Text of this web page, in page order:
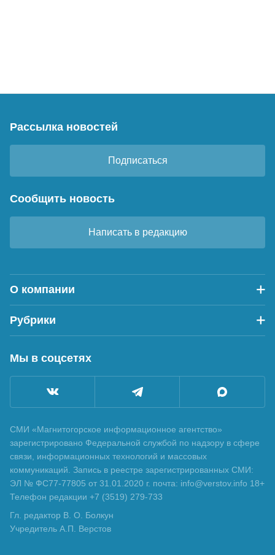
Рассылка новостей
Подписаться
Сообщить новость
Написать в редакцию
О компании
Рубрики
Мы в соцсетях
СМИ «Магнитогорское информационное агентство»
зарегистрировано Федеральной службой по надзору в сфере
связи, информационных технологий и массовых
коммуникаций. Запись в реестре зарегистрированных СМИ:
ЭЛ № ФС77-77805 от 31.01.2020 г. почта: info@verstov.info 18+
Телефон редакции +7 (3519) 279-733
Гл. редактор В. О. Болкун
Учредитель А.П. Верстов